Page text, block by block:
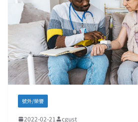
號外/榮譽
2022-02-21 cgust